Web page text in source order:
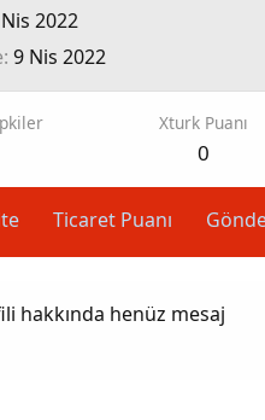
2022
9 Nis 2022
Xturk Puanı
0
Ticaret Puanı
hakkında henüz mesaj